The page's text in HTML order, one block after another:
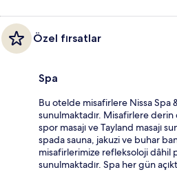
Özel fırsatlar
Spa
Bu otelde misafirlere Nissa Spa
sunulmaktadır. Misafirlere derin
spor masajı ve Tayland masajı
spada sauna, jakuzi ve buhar
misafirlerimize refleksoloji dâhil
sunulmaktadır. Spa her gün